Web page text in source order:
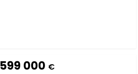
599 000 €